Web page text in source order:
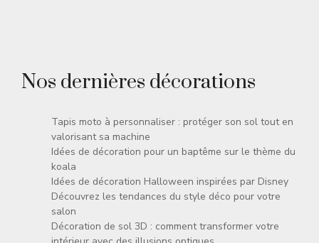
Nos dernières décorations
Tapis moto à personnaliser : protéger son sol tout en
valorisant sa machine
Idées de décoration pour un baptême sur le thème du
koala
Idées de décoration Halloween inspirées par Disney
Découvrez les tendances du style déco pour votre
salon
Décoration de sol 3D : comment transformer votre